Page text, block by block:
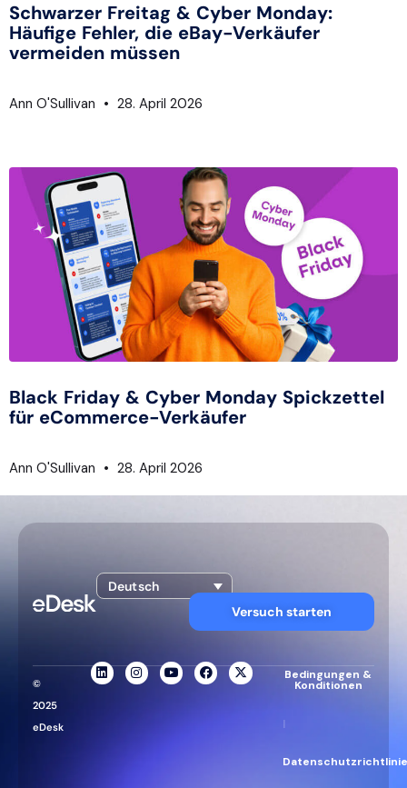
Schwarzer Freitag & Cyber Monday:
Häufige Fehler, die eBay-Verkäufer
vermeiden müssen
Ann O'Sullivan 28. April 2026
Black Friday & Cyber Monday Spickzettel
für eCommerce-Verkäufer
Ann O'Sullivan 28. April 2026
Deutsch
Versuch starten
©
2025
eDesk
Bedingungen &
Konditionen
|
Datenschutzrichtlinie